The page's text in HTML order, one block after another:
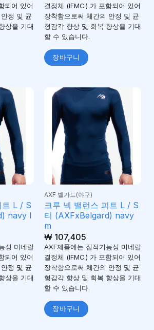
되어 있어
정 및 균
상을 기대
결정체 (IFMC.) 가 포함되어 있어
장착함으로써 체간의 안정 및 균
형감각 향상 및 회복 향상을 기대
할 수 있습니다.
장바구니
트 L / S
navy l
성 미네랄
되어 있어
정 및 균
상을 기대
AXF 벨가드(야구)
크루 넥 밸런스 피트 L / S
티 (AXFxBelgard) navy
m
₩107,405
AXF제품에는 집적기능성 미네랄
결정체 (IFMC.) 가 포함되어 있어
장착함으로써 체간의 안정 및 균
형감각 향상 및 회복 향상을 기대
할 수 있습니다.
장바구니